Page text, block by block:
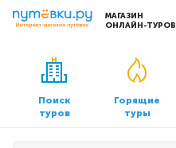
МАГАЗИН
ОНЛАЙН-ТУРОВ
Сервисы
Бронирование отелей
Трансфер
Поиск
туров
Горящие
туры